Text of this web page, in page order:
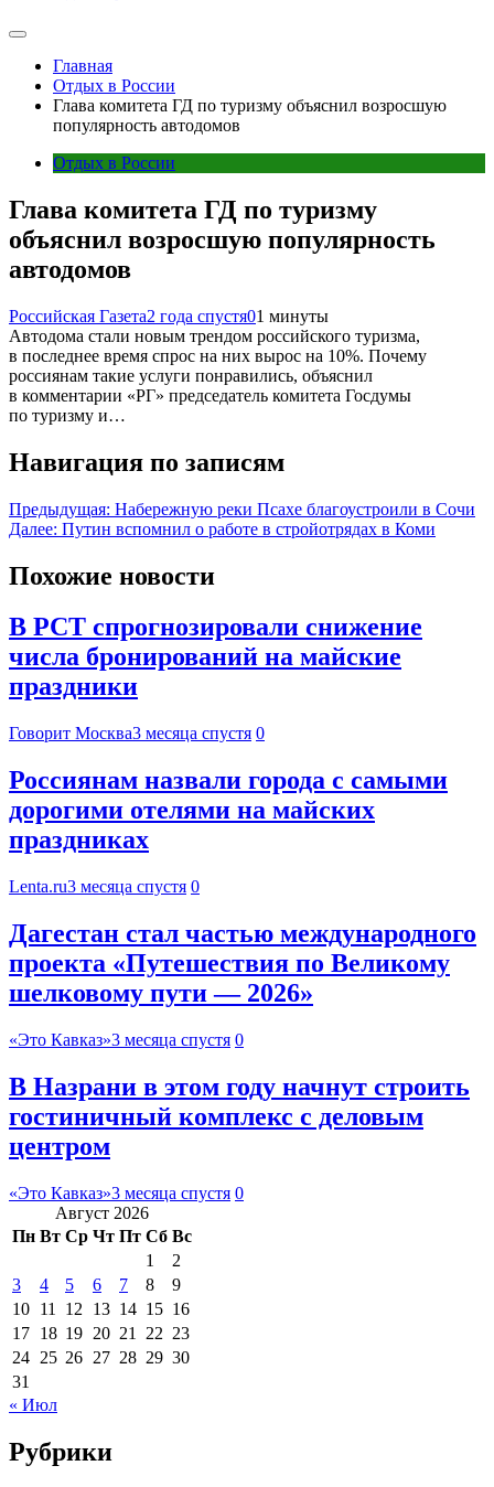
Главная
Отдых в России
Глава комитета ГД по туризму объяснил возросшую
популярность автодомов
Отдых в России
Глава комитета ГД по туризму
объяснил возросшую популярность
автодомов
Российская Газета2 года спустя01 минуты
Автодома стали новым трендом российского туризма,
в последнее время спрос на них вырос на 10%. Почему
россиянам такие услуги понравились, объяснил
в комментарии «РГ» председатель комитета Госдумы
по туризму и…
Навигация по записям
Предыдущая: Набережную реки Псахе благоустроили в Сочи
Далее: Путин вспомнил о работе в стройотрядах в Коми
Похожие новости
В РСТ спрогнозировали снижение
числа бронирований на майские
праздники
Говорит Москва3 месяца спустя 0
Россиянам назвали города с самыми
дорогими отелями на майских
праздниках
Lenta.ru3 месяца спустя 0
Дагестан стал частью международного
проекта «Путешествия по Великому
шелковому пути — 2026»
«Это Кавказ»3 месяца спустя 0
В Назрани в этом году начнут строить
гостиничный комплекс с деловым
центром
«Это Кавказ»3 месяца спустя 0
Август 2026
Пн Вт Ср Чт Пт Сб Вс
1
2
3
4 5 6 7 8
9
10 11 12 13 14 15 16
17 18 19 20 21 22 23
24 25 26 27 28 29 30
31
« Июл
Рубрики